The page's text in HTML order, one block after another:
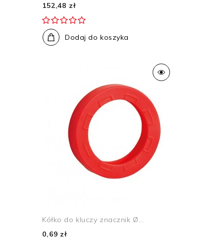
152,48 zł
Dodaj do koszyka
Kółko do kluczy znacznik Ø...
0,69 zł